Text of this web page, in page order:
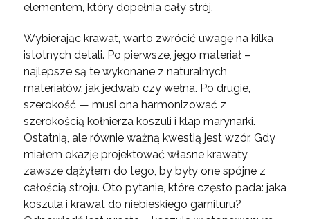
elementem, który dopełnia cały strój.
Wybierając krawat, warto zwrócić uwagę na kilka
istotnych detali. Po pierwsze, jego materiał –
najlepsze są te wykonane z naturalnych
materiałów, jak jedwab czy wełna. Po drugie,
szerokość — musi ona harmonizować z
szerokością kołnierza koszuli i klap marynarki.
Ostatnią, ale równie ważną kwestią jest wzór. Gdy
miałem okazję projektować własne krawaty,
zawsze dążyłem do tego, by były one spójne z
całością stroju. Oto pytanie, które często pada: jaka
koszula i krawat do niebieskiego garnituru?